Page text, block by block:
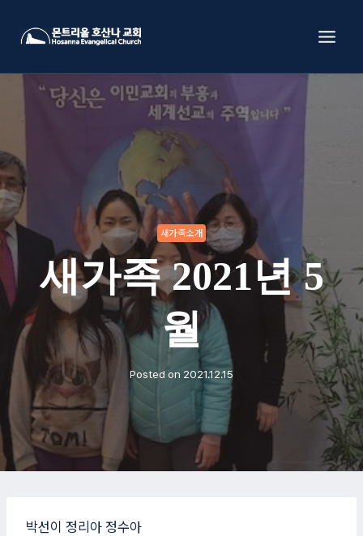
새가족소개
새가족 2021년 5
월
Posted on 2021.12.15
박선이 정리아 정수아